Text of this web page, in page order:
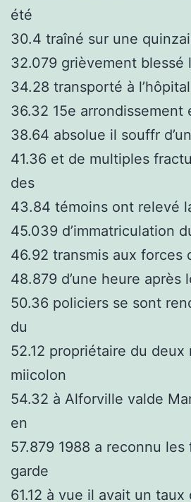
été
30.4 traîné sur une
32.079 grièvement blessé
34.28 transporté à
36.32 15e arrondissement
38.64 absolue il souffr
41.36 et de multiples
des
43.84 témoins ont relevé
45.039 d’immatriculation
46.92 transmis aux forces
48.879 d’une heure après
50.36 policiers se sont
du
52.12 propriétaire du deux
miicolon
54.32 à Alforville valde
en
57.879 1988 a reconnu
garde
61.12 à vue il avait un taux